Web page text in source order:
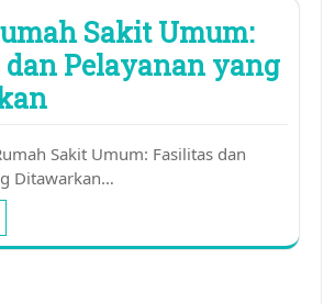
Sakit Umum:
Pelayanan yang
Sakit Umum: Fasilitas dan
Ditawarkan…